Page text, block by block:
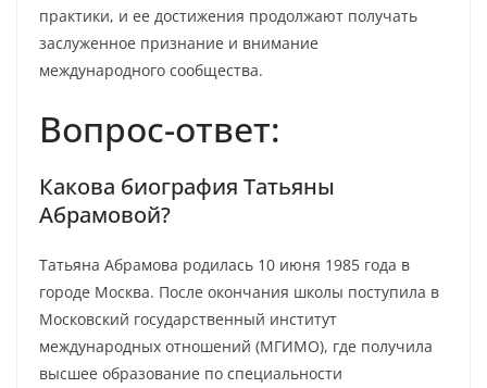
практики, и ее достижения продолжают получать
заслуженное признание и внимание
международного сообщества.
Вопрос-ответ:
Какова биография Татьяны
Абрамовой?
Татьяна Абрамова родилась 10 июня 1985 года в
городе Москва. После окончания школы поступила в
Московский государственный институт
международных отношений (МГИМО), где получила
высшее образование по специальности